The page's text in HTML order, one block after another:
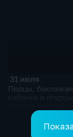
31 июля
Перцы,
рекорды в